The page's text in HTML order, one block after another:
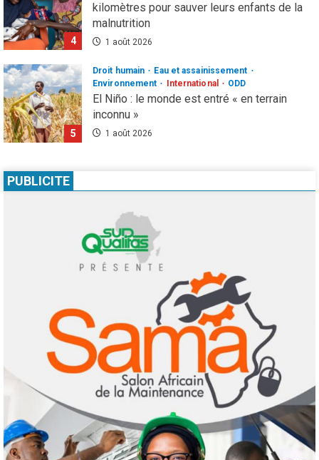
4
kilomètres pour sauver leurs enfants de la
malnutrition
1 août 2026
5
Droit humain
Eau et assainissement
Environnement
International ODD
El Niño : le monde est entré « en terrain
inconnu »
1 août 2026
l’alarme : le spectre d’une guerre nucléaire
refait surface
7 août 2026
2
Infos génerales
Espagne : une figure de l’extrême droite
condamnée à un an de prison pour incitation
à la haine contre les migrants Marocains
4 août 2026
3
Culture Education
Pour nourrir l’IA, les géants de la tech
achètent des millions de livres… avant de
les détruire
Agenda 2063 ODD Santé
Au Soudan, des mères marchent des
PUBLICITE